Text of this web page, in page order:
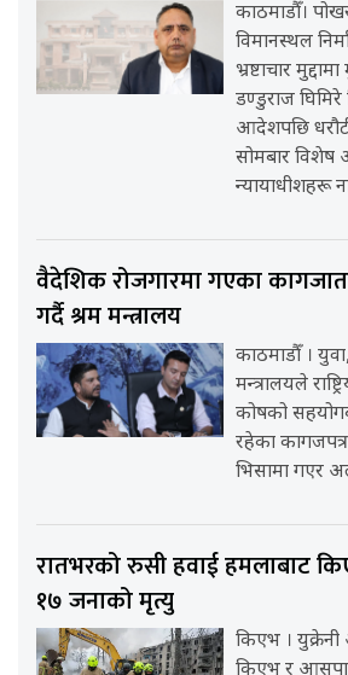
काठमाडौँ।
विमानस्थल
भ्रष्टाचार
डण्डुराज
आदेशपछि
सोमबार विशेष
न्यायाधीशहरू
वैदेशिक रोजगारमा गएका
गर्दै श्रम मन्त्रालय
काठमाडौँ ।
मन्त्रालयले
कोषको
रहेका
भिसामा गएर
रातभरको रुसी हवाई हमलाबाट
१७ जनाको मृत्यु
किएभ । युक्रेनी